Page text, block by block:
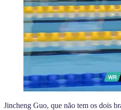
Jincheng Guo, que não tem os dois